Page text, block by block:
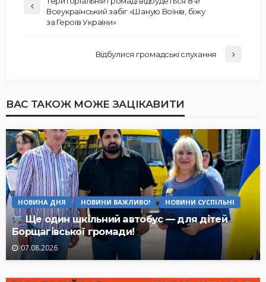
Всеукраїнський забіг «Шаную Воїнів, біжу
за Героїв України»
Відбулися громадські слухання
ВАС ТАКОЖ МОЖЕ ЗАЦІКАВИТИ
НОВИНА ДНЯ НОВИНИ ВАЖЛИВО! НОВИНИ СУСПІЛЬНІ
Ще один шкільний автобус — для дітей
Борщагівської громади!
07.08.2026